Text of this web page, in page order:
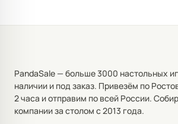
PandaSale — больше 3000 настольных
наличии и под заказ. Привезём по
2 часа и отправим по всей России.
компании за столом с 2013 года.